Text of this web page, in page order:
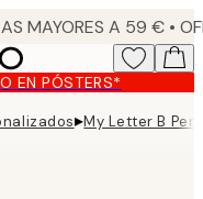
EN PÓSTERS*
▸My Letter B